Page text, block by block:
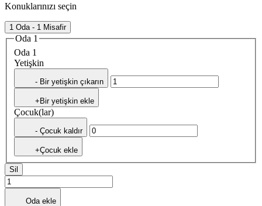
Konuklarınızı seçin
1 Oda - 1 Misafir
Oda 1
Oda 1
Yetişkin
- Bir yetişkin çıkarın
+Bir yetişkin ekle
Çocuk(lar)
- Çocuk kaldır
+Çocuk ekle
Sil
Oda ekle